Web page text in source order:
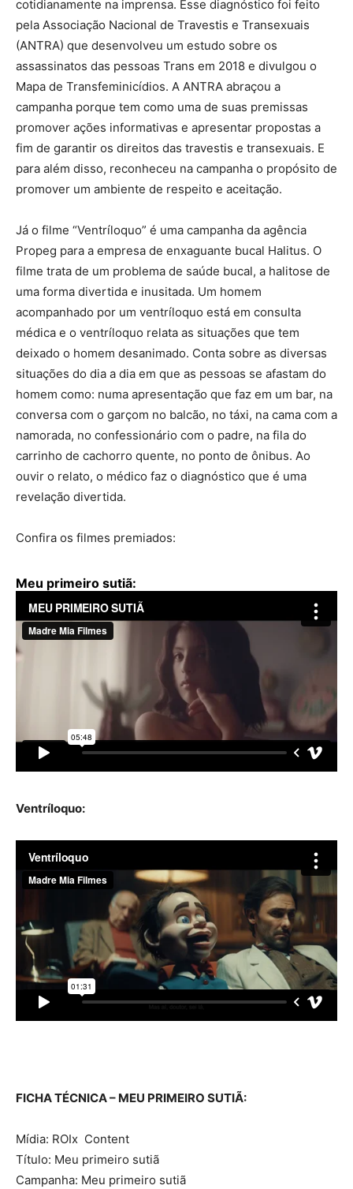
cotidianamente na imprensa. Esse diagnóstico foi feito
pela Associação Nacional de Travestis e Transexuais
(ANTRA) que desenvolveu um estudo sobre os
assassinatos das pessoas Trans em 2018 e divulgou o
Mapa de Transfeminicídios. A ANTRA abraçou a
campanha porque tem como uma de suas premissas
promover ações informativas e apresentar propostas a
fim de garantir os direitos das travestis e transexuais. E
para além disso, reconheceu na campanha o propósito de
promover um ambiente de respeito e aceitação.
Já o filme “Ventríloquo” é uma campanha da agência
Propeg para a empresa de enxaguante bucal Halitus. O
filme trata de um problema de saúde bucal, a halitose de
uma forma divertida e inusitada. Um homem
acompanhado por um ventríloquo está em consulta
médica e o ventríloquo relata as situações que tem
deixado o homem desanimado. Conta sobre as diversas
situações do dia a dia em que as pessoas se afastam do
homem como: numa apresentação que faz em um bar, na
conversa com o garçom no balcão, no táxi, na cama com a
namorada, no confessionário com o padre, na fila do
carrinho de cachorro quente, no ponto de ônibus. Ao
ouvir o relato, o médico faz o diagnóstico que é uma
revelação divertida.
Confira os filmes premiados:
Meu primeiro sutiã:
Ventríloquo:
FICHA TÉCNICA – MEU PRIMEIRO SUTIÃ:
Mídia: ROIx Content
Título: Meu primeiro sutiã
Campanha: Meu primeiro sutiã